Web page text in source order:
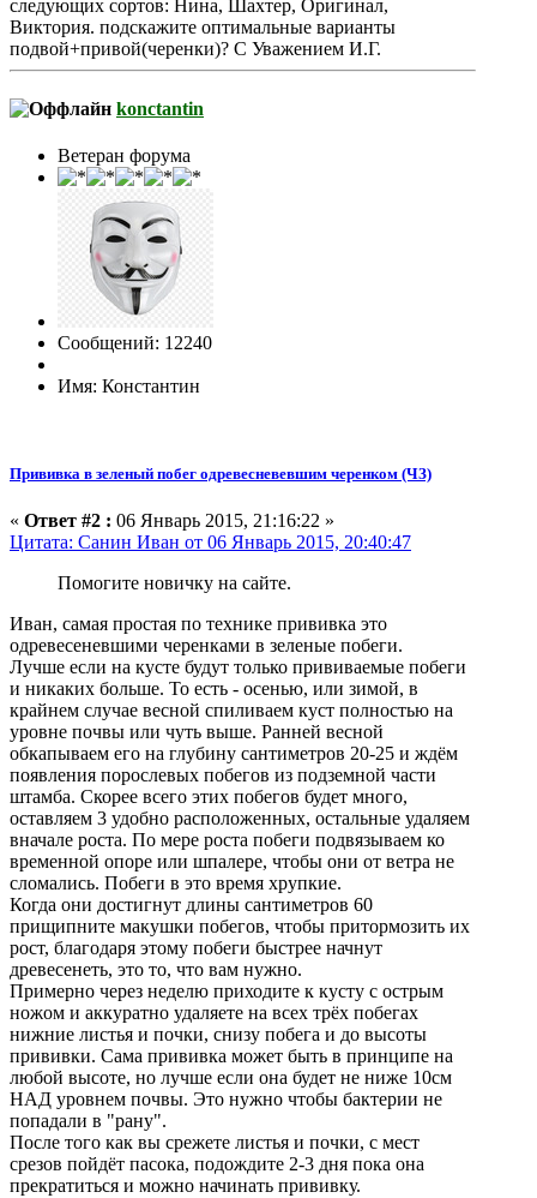
следующих сортов: Нина, Шахтер, Оригинал,
Виктория. подскажите оптимальные варианты
подвой+привой(черенки)? С Уважением И.Г.
konctantin
Ветеран форума
Сообщений: 12240
Имя: Константин
Прививка в зеленый побег одревесневевшим черенком (ЧЗ)
« Ответ #2 : 06 Январь 2015, 21:16:22 »
Цитата: Санин Иван от 06 Январь 2015, 20:40:47
Помогите новичку на сайте.
Иван, самая простая по технике прививка это
одревесеневшими черенками в зеленые побеги.
Лучше если на кусте будут только прививаемые побеги
и никаких больше. То есть - осенью, или зимой, в
крайнем случае весной спиливаем куст полностью на
уровне почвы или чуть выше. Ранней весной
обкапываем его на глубину сантиметров 20-25 и ждём
появления порослевых побегов из подземной части
штамба. Скорее всего этих побегов будет много,
оставляем 3 удобно расположенных, остальные удаляем
вначале роста. По мере роста побеги подвязываем ко
временной опоре или шпалере, чтобы они от ветра не
сломались. Побеги в это время хрупкие.
Когда они достигнут длины сантиметров 60
прищипните макушки побегов, чтобы притормозить их
рост, благодаря этому побеги быстрее начнут
древесенеть, это то, что вам нужно.
Примерно через неделю приходите к кусту с острым
ножом и аккуратно удаляете на всех трёх побегах
нижние листья и почки, снизу побега и до высоты
прививки. Сама прививка может быть в принципе на
любой высоте, но лучше если она будет не ниже 10см
НАД уровнем почвы. Это нужно чтобы бактерии не
попадали в "рану".
После того как вы срежете листья и почки, с мест
срезов пойдёт пасока, подождите 2-3 дня пока она
прекратиться и можно начинать прививку.